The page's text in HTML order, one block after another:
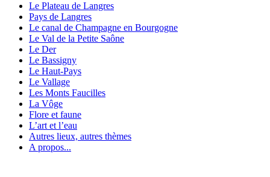
Le Plateau de Langres
Pays de Langres
Le canal de Champagne en Bourgogne
Le Val de la Petite Saône
Le Der
Le Bassigny
Le Haut-Pays
Le Vallage
Les Monts Faucilles
La Vôge
Flore et faune
L’art et l’eau
Autres lieux, autres thèmes
A propos...